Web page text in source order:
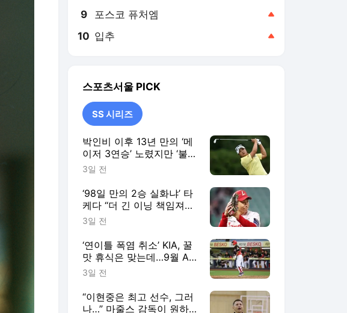
9 포스코 퓨처엠
10 입추
스포츠서울 PICK
SS 시리즈
박인비 이후 13년 만의 ‘메
이저 3연승’ 노렸지만 ‘불
발’…유해란, AIG 여자오픈
3일 전
‘98일 만의 2승 실화냐’ 타
케다 “더 긴 이닝 책임져
야…후반기엔 기대에 보답
3일 전
‘연이틀 폭염 취소’ KIA, 꿀
맛 휴식은 맞는데…9월 AG
생각하면 또 ‘찜찜’ [SS시선
3일 전
“이현중은 최고 선수, 그러
나…” 마줄스 감독이 원하